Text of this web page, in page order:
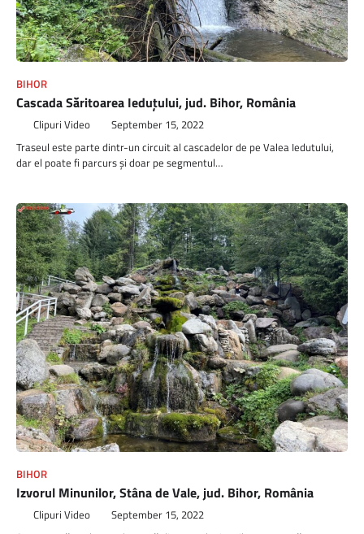
BIHOR
Cascada Săritoarea Ieduţului, jud. Bihor, România
Clipuri Video September 15, 2022
Traseul este parte dintr-un circuit al cascadelor de pe Valea Iedutului,
dar el poate fi parcurs și doar pe segmentul…
BIHOR
Izvorul Minunilor, Stâna de Vale, jud. Bihor, România
Clipuri Video September 15, 2022